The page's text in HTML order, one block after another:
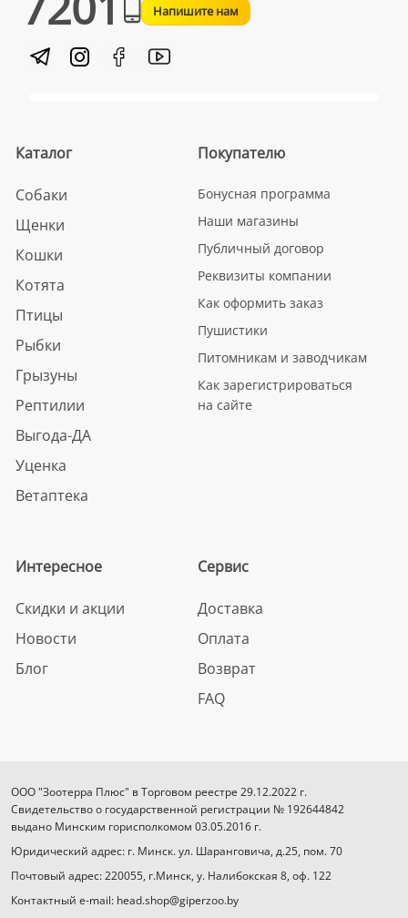
Напишите нам
Каталог
Собаки
Щенки
Кошки
Котята
Птицы
Рыбки
Грызуны
Рептилии
Выгода-ДА
Уценка
Ветаптека
Покупателю
Бонусная программа
Наши магазины
Публичный договор
Реквизиты компании
Как оформить заказ
Пушистики
Питомникам и заводчикам
Как зарегистрироваться
на сайте
Интересное
Скидки и акции
Новости
Блог
Сервис
Доставка
Оплата
Возврат
FAQ
ООО "Зоотерра Плюс" в Торговом реестре 29.12.2022 г.
Свидетельство о государственной регистрации № 192644842
выдано Минским горисполкомом 03.05.2016 г.
Юридический адрес: г. Минск. ул. Шаранговича, д.25, пом. 70
Почтовый адрес: 220055, г.Минск, у. Налибокская 8, оф. 122
Контактный e-mail: head.shop@giperzoo.by